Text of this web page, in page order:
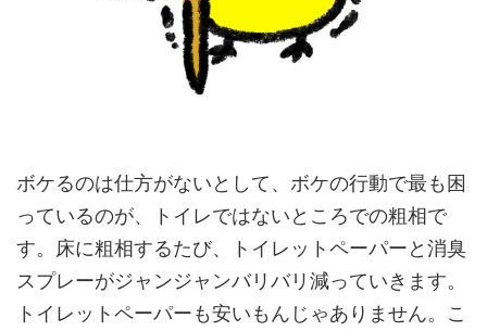
ボケるのは仕方がないとして、ボケの行動で最も困
っているのが、トイレではないところでの粗相で
す。床に粗相するたび、トイレットペーパーと消臭
スプレーがジャンジャンバリバリ減っていきます。
トイレットペーパーも安いもんじゃありません。こ